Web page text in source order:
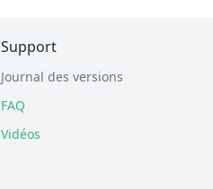
Support
Journal des versions
FAQ
Vidéos